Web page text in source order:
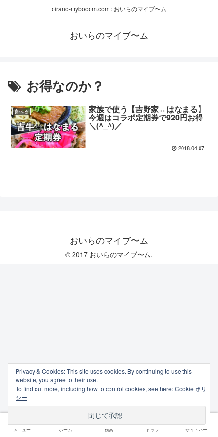
oirano-mybooom.com : おいらのマイブ〜ム
おいらのマイブ〜ム
お得なのか？
食べる 家族で使う【吉野家↔はなまる】
今週はコラボ定期券で920円お得
＼(^_^)／
2018.04.07
おいらのマイブ〜ム
© 2017 おいらのマイブ〜ム.
メニュー ホーム 検索 トップ サイドバー
Privacy & Cookies: This site uses cookies. By continuing to use this
website, you agree to their use.
To find out more, including how to control cookies, see here:Cookie ポリ
シー